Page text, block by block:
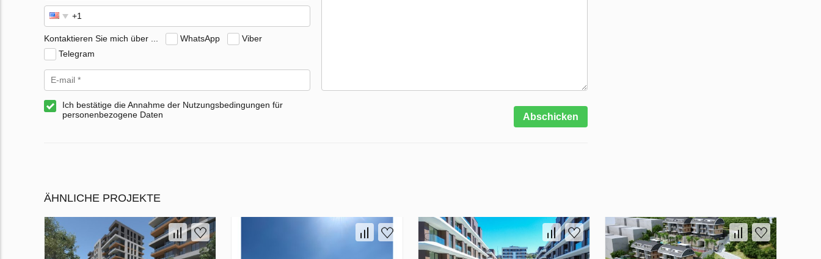
Kontaktieren Sie mich über ... WhatsApp
Viber
Telegram
Ich bestätige die Annahme der Nutzungsbedingungen für
personenbezogene Daten
Abschicken
ÄHNLICHE PROJEKTE